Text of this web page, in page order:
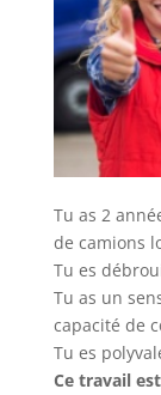
Tu as 2
de camions
Tu es
Tu as un
capacité de
Tu es
Ce travail